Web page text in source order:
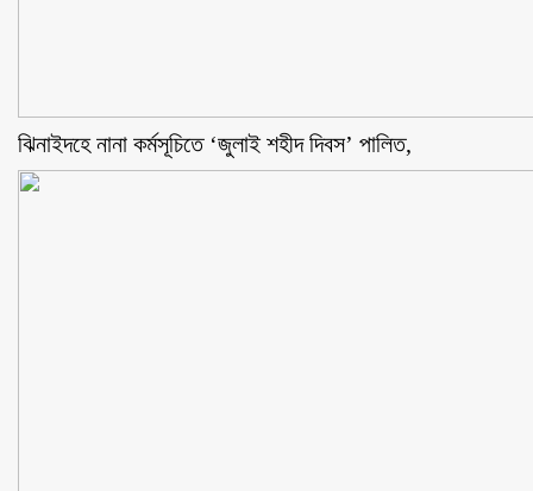
ঝিনাইদহে নানা কর্মসূচিতে ‘জুলাই শহীদ দিবস’ পালিত,